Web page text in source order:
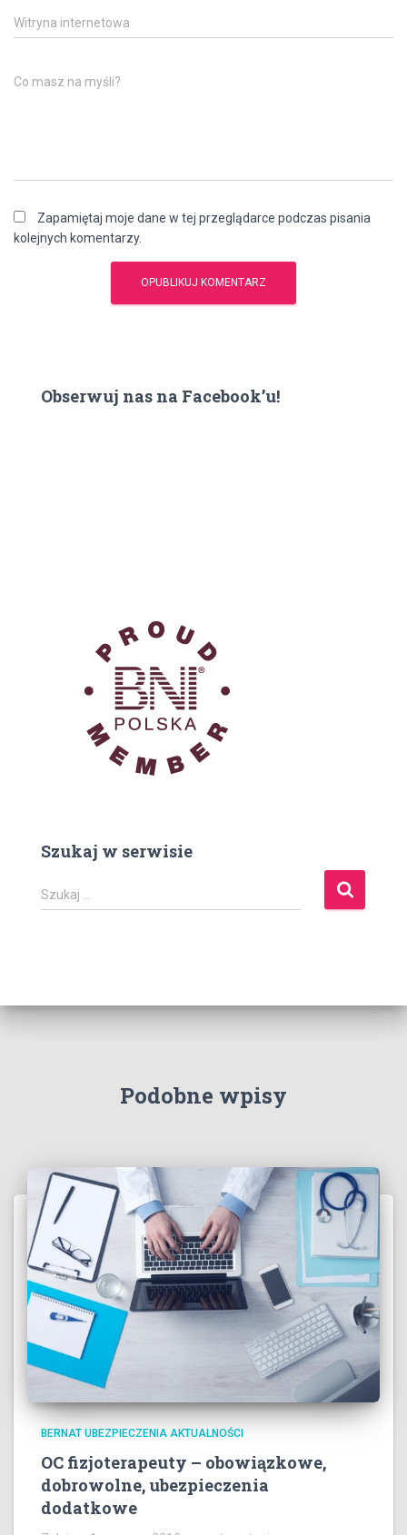
Witryna internetowa
Co masz na myśli?
Zapamiętaj moje dane w tej przeglądarce podczas pisania
kolejnych komentarzy.
Obserwuj nas na Facebook’u!
Szukaj w serwisie
S
z
:
Szukaj …
Podobne wpisy
BERNAT UBEZPIECZENIA AKTUALNOŚCI
OC fizjoterapeuty – obowiązkowe,
dobrowolne, ubezpieczenia
dodatkowe